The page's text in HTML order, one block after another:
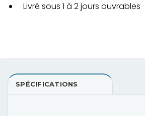
Livré sous 1 à 2 jours ouvrables
SPÉCIFICATIONS